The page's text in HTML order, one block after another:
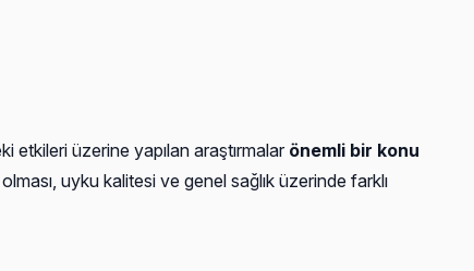
etkileri üzerine yapılan araştırmalar önemli bir konu
olması, uyku kalitesi ve genel sağlık üzerinde farklı